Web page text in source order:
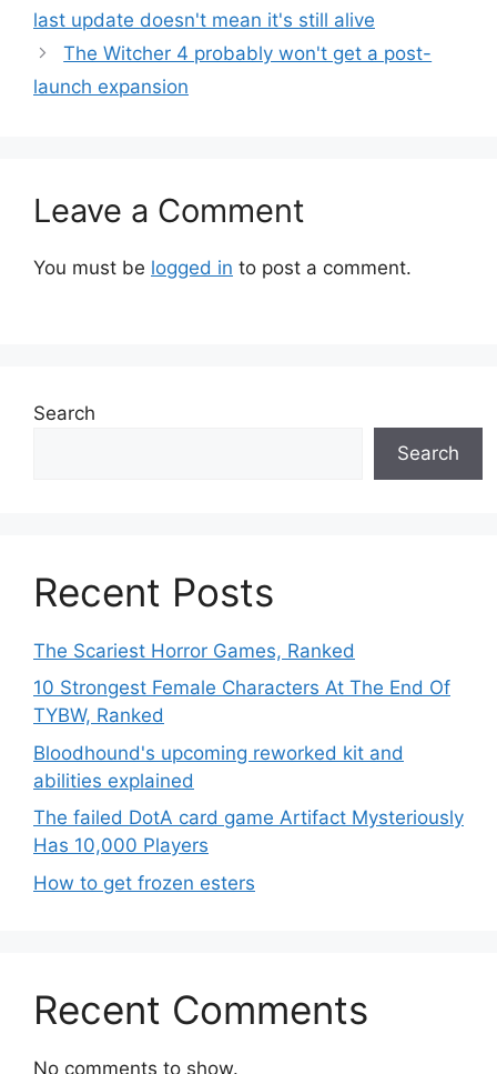
last update doesn't mean it's still alive
The Witcher 4 probably won't get a post-
launch expansion
Leave a Comment
You must be logged in to post a comment.
Search
Search
Recent Posts
The Scariest Horror Games, Ranked
10 Strongest Female Characters At The End Of
TYBW, Ranked
Bloodhound's upcoming reworked kit and
abilities explained
The failed DotA card game Artifact Mysteriously
Has 10,000 Players
How to get frozen esters
Recent Comments
No comments to show.